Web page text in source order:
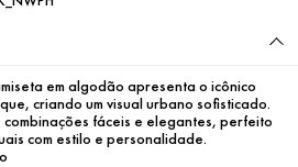
em algodão apresenta o icônico
criando um visual urbano sofisticado.
fáceis e elegantes, perfeito
com estilo e personalidade.